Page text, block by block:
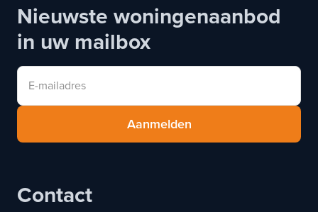
Nieuwste woningenaanbod
in uw mailbox
E-mailadres
Aanmelden
Contact